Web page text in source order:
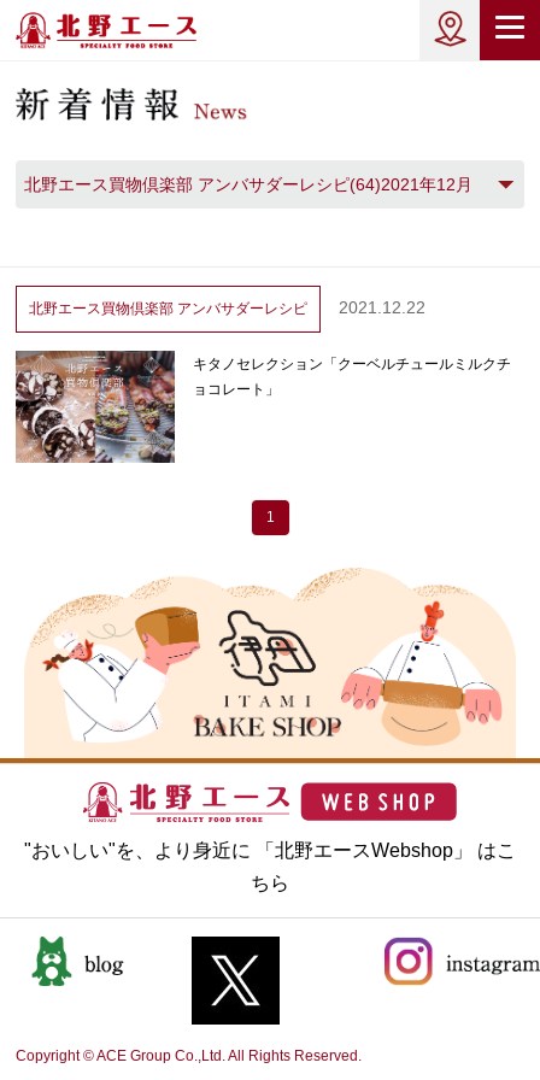
北野エース買物倶楽部 アンバサダーレシピ(64)2021年12月
北野エース買物倶楽部 アンバサダーレシピ 2021.12.22
キタノセレクション「クーベルチュールミルクチ
ョコレート」
1
"おいしい"を、より身近に 「北野エースWebshop」 はこ
ちら
Copyright © ACE Group Co.,Ltd. All Rights Reserved.